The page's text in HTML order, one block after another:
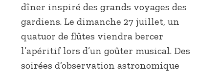
dîner inspiré des grands voyages des
gardiens. Le dimanche 27 juillet, un
quatuor de flûtes viendra bercer
l’apéritif lors d’un goûter musical. Des
soirées d’observation astronomique